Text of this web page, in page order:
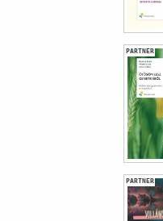
PARTNER
PARTNER